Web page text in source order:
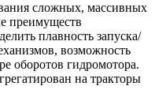
сложных, массивных
преимуществ
плавность запуска/
возможность
оборотов гидромотора.
на тракторы